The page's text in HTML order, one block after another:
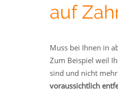
auf
Muss bei Ihnen in
Zum Beispiel weil
sind und nicht
voraussichtlich